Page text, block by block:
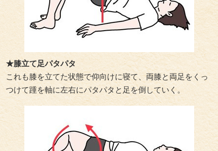
★膝立て足パタパタ
これも膝を立てた状態で仰向けに寝て、両膝と両足をくっ
つけて踵を軸に左右にパタパタと足を倒していく。